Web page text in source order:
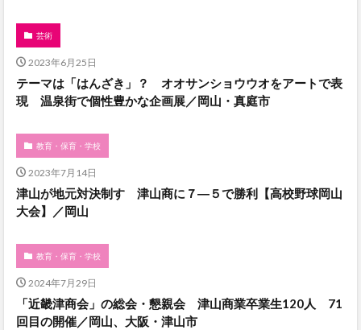
芸術
2023年6月25日
テーマは「はんざき」？ オオサンショウウオをアートで表
現 温泉街で個性豊かな企画展／岡山・真庭市
教育・保育・学校
2023年7月14日
津山が地元対決制す 津山商に７―５で勝利【高校野球岡山
大会】／岡山
教育・保育・学校
2024年7月29日
「近畿津商会」の総会・懇親会 津山商業卒業生120人 71
回目の開催／岡山、大阪・津山市